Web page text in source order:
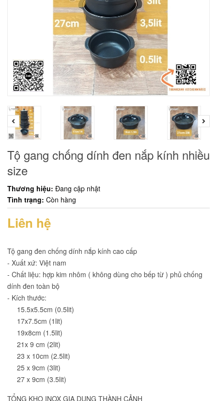
Tộ gang chống dính đen nắp kính nhiều
size
Thương hiệu: Đang cập nhật
Tình trạng: Còn hàng
Liên hệ
Tộ gang đen chống dính nắp kính cao cấp
- Xuất xứ: Việt nam
- Chất liệu: hợp kim nhôm ( không dùng cho bếp từ ) phủ chống
dính đen toàn bộ
- Kích thước:
15.5x5.5cm (0.5lit)
17x7.5cm (1lit)
19x8cm (1.5lit)
21x 9 cm (2lit)
23 x 10cm (2.5lit)
25 x 9cm (3lit)
27 x 9cm (3.5lit)
TỔNG KHO INOX GIA DỤNG THÀNH CẢNH